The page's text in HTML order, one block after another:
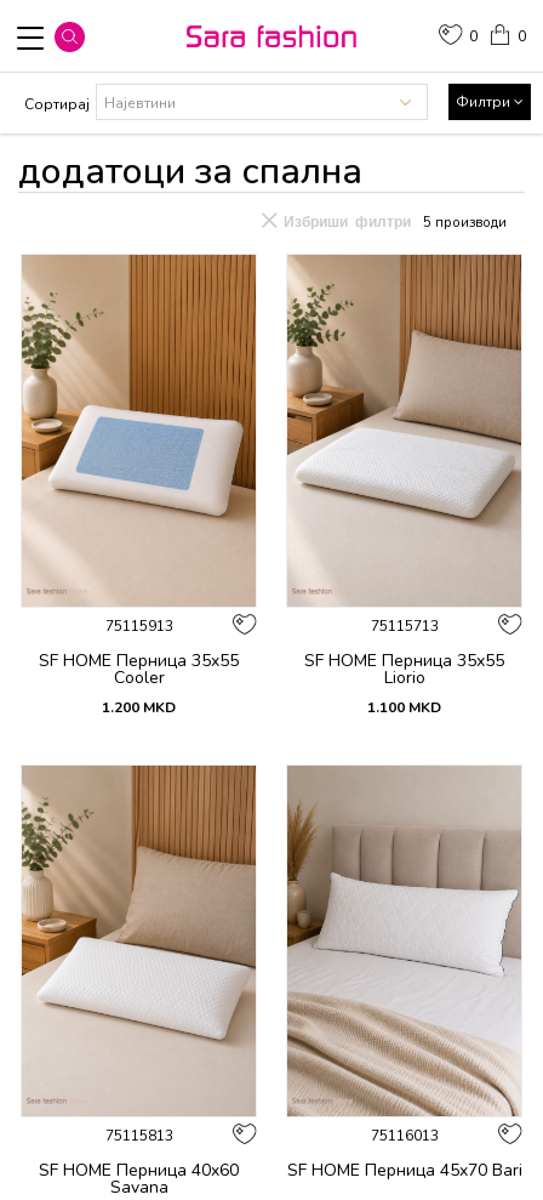
0
0
додатоци за спална
Сортирај Филтри
5 производи
Избриши филтри
75115913
SF HOME Перница 35x55
Cooler
1.200 MKD
75115713
SF HOME Перница 35х55
Liorio
1.100 MKD
75115813
SF HOME Перница 40x60
Savana
75116013
SF HOME Перница 45x70 Bari